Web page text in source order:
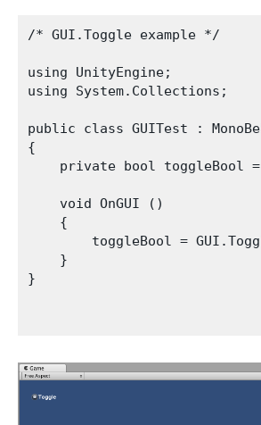
/* GUI.Toggle example */
using UnityEngine;
using System.Collections;
public class GUITest :
{
private bool toggleBool
    void OnGUI ()
    {
toggleBool =
    }
}